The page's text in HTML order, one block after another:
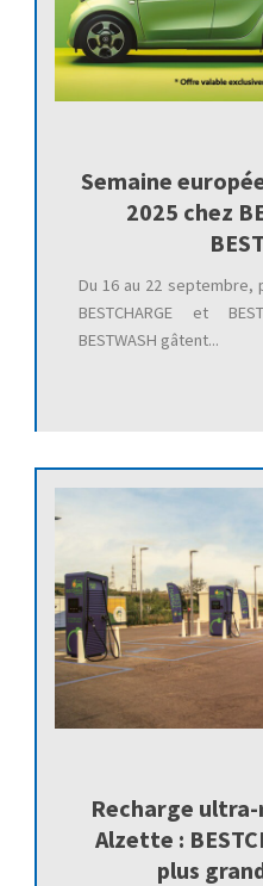
Semaine
2025 chez
Du 16 au 22
BESTCHARGE et
BESTWASH gâtent...
Recharge ultra-
Alzette :
plus